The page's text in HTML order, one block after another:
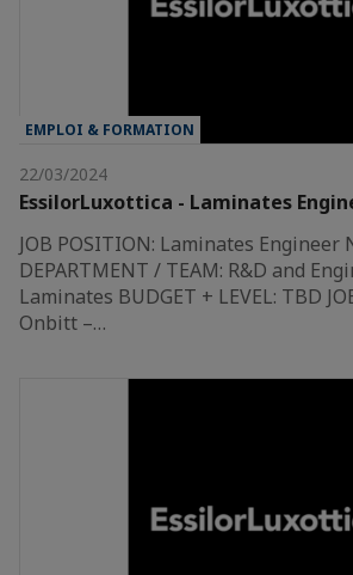
EMPLOI & FORMATION
22/03/2024
EssilorLuxottica - Laminates
JOB POSITION: Laminates Engineer
DEPARTMENT / TEAM: R&D and
Laminates BUDGET + LEVEL: TBD
Onbitt –…